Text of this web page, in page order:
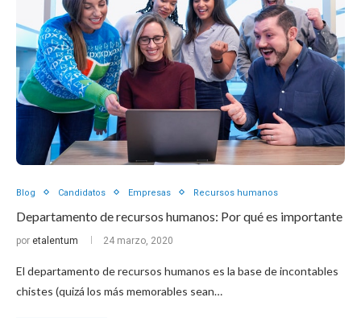
Blog Candidatos Empresas Recursos humanos
Departamento de recursos humanos: Por qué es importante
por etalentum 24 marzo, 2020
El departamento de recursos humanos es la base de incontables
chistes (quizá los más memorables sean…